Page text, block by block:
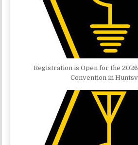
Registration is Open for the 2026
Convention in